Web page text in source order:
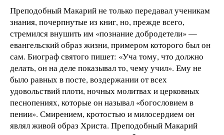
Преподобный Макарий не только передавал ученикам
знания, почерпнутые из книг, но, прежде всего,
стремился внушить им «познание добродетели» —
евангельский образ жизни, при­мером которого был он
сам. Биограф святого пишет: «Уча тому, что должно
делать, он на деле показывал то, чему учил». Ему не
было равных в посте, воздержании от всех
удовольствий плоти, ночных молитвах и церковных
песнопениях, которые он называл «богословием в
пении». Смирением, кротостью и милосердием он
являл живой образ Христа. Преподобный Макарий